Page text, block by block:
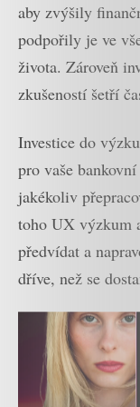
aby zvýšily
podpořily je ve
života. Zároveň
zkušeností šetří
Investice do
pro vaše
jakékoliv
toho UX výzkum
předvídat a
dříve, než se